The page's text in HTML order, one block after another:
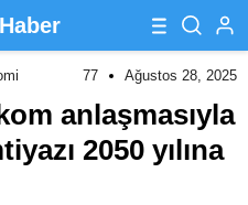
77 Ağustos 28, 2025
anlaşmasıyla
2050 yılına